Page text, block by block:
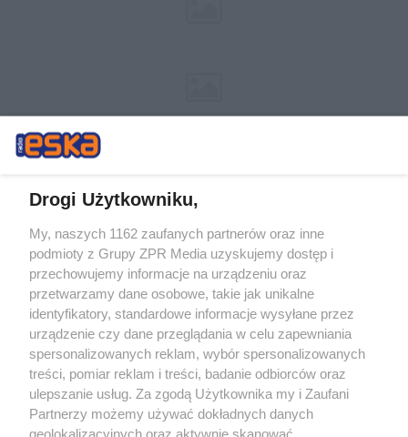
Żaden utwór zamieszczony w serwisie nie może być powielany i
rozpowszechniany lub dalej rozpowszechniany w jakikolwiek sposób (w
tym także elektroniczny lub mechaniczny) na jakimkolwiek polu
eksploatacji w jakiejkolwiek formie, włącznie z umieszczaniem w
Internecie bez pisemnej zgody właściciela praw. Jakiekolwiek użycie lub
wykorzystanie utworów w całości lub w części z naruszeniem prawa,
tzn. bez właściwej zgody, jest zabronione pod groźbą kary i może być
ścigane prawnie.
Drogi Użytkowniku,
My, naszych 1162 zaufanych partnerów oraz inne
podmioty z Grupy ZPR Media uzyskujemy dostęp i
przechowujemy informacje na urządzeniu oraz
przetwarzamy dane osobowe, takie jak unikalne
identyfikatory, standardowe informacje wysyłane przez
urządzenie czy dane przeglądania w celu zapewniania
spersonalizowanych reklam, wybór spersonalizowanych
treści, pomiar reklam i treści, badanie odbiorców oraz
ulepszanie usług. Za zgodą Użytkownika my i Zaufani
Partnerzy możemy używać dokładnych danych
geolokalizacyjnych oraz aktywnie skanować